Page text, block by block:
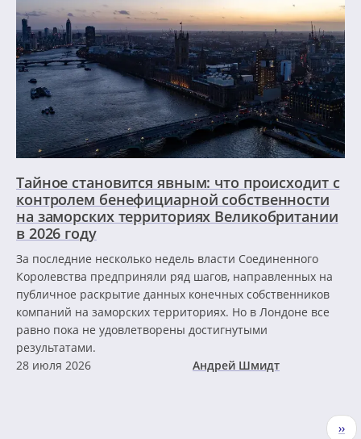
Тайное становится явным: что происходит с
контролем бенефициарной собственности
на заморских территориях Великобритании
в 2026 году
За последние несколько недель власти Соединенного
Королевства предприняли ряд шагов, направленных на
публичное раскрытие данных конечных собственников
компаний на заморских территориях. Но в Лондоне все
равно пока не удовлетворены достигнутыми
результатами.
28 июля 2026
Андрей Шмидт
››